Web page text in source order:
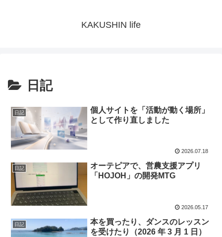
KAKUSHIN life
日記
日記
個人サイトを「活動が動く場所」
として作り直しました
2026.07.18
日記
オーテピアで、営農支援アプリ
「HOJOH」の開発MTG
2026.05.17
日記
本を買ったり、ダンスのレッスン
を受けたり（2026 年 3 月 1 日）